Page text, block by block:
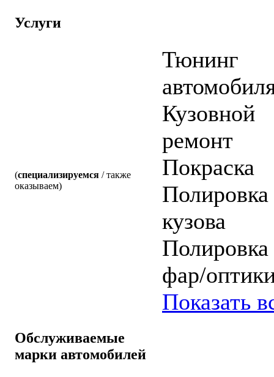
Услуги
(специализируемся / также
оказываем)
Тюнинг
Кузовной
ремонт
Покраска
Полировка
кузова
Полировка
фар/
Показать
Обслуживаемые
марки автомобилей